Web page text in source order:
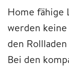
Home fähige
werden
den
Bei den